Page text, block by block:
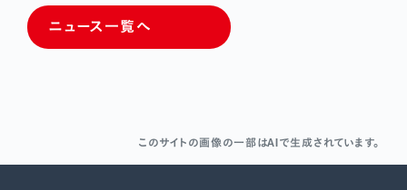
ニュース一覧へ
このサイトの画像の一部はAIで生成されています。